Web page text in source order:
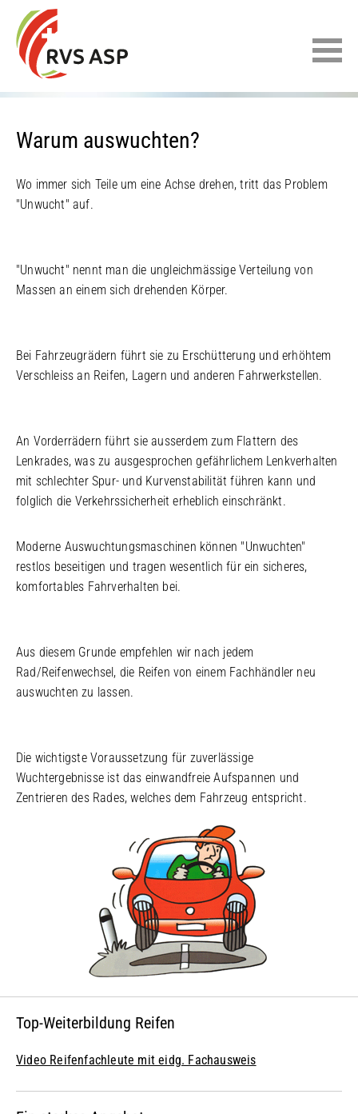
Warum auswuchten?
Wo immer sich Teile um eine Achse drehen, tritt das Problem
"Unwucht" auf.
"Unwucht" nennt man die ungleichmässige Verteilung von
Massen an einem sich drehenden Körper.
Bei Fahrzeugrädern führt sie zu Erschütterung und erhöhtem
Verschleiss an Reifen, Lagern und anderen Fahrwerkstellen.
An Vorderrädern führt sie ausserdem zum Flattern des
Lenkrades, was zu ausgesprochen gefährlichem Lenkverhalten
mit schlechter Spur- und Kurvenstabilität führen kann und
folglich die Verkehrssicherheit erheblich einschränkt.
Moderne Auswuchtungsmaschinen können "Unwuchten"
restlos beseitigen und tragen wesentlich für ein sicheres,
komfortables Fahrverhalten bei.
Aus diesem Grunde empfehlen wir nach jedem
Rad/Reifenwechsel, die Reifen von einem Fachhändler neu
auswuchten zu lassen.
Die wichtigste Voraussetzung für zuverlässige
Wuchtergebnisse ist das einwandfreie Aufspannen und
Zentrieren des Rades, welches dem Fahrzeug entspricht.
Top-Weiterbildung Reifen
Video Reifenfachleute mit eidg. Fachausweis